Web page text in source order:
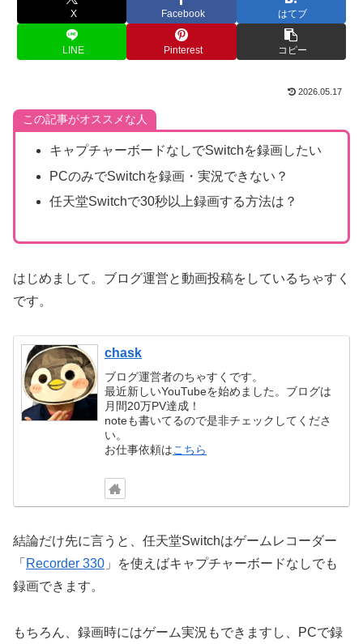
X Facebook はてブ
LINE Pinterest コピー
2026.05.17
この記事がオススメな人
キャプチャーボードなしでSwitchを録画したい
PCのみでSwitchを録画・実況できない？
任天堂Switchで30秒以上録画する方法は？
はじめまして。ブログ運営と動画投稿をしているちゃすく
です。
chask
ブログ運営者のちゃすくです。
最近新しいYouTubeを始めました。ブログは
月間20万PV達成！
noteも書いてるので是非チェックしてくださ
い。
お仕事依頼はこちら
結論だけ先に言うと、任天堂Switchはゲームレコーダー
「 Recorder 330 」を使えばキャプチャーボードなしでも
録画できます。
もちろん、録画時にはゲーム実況もできますし、PCで録